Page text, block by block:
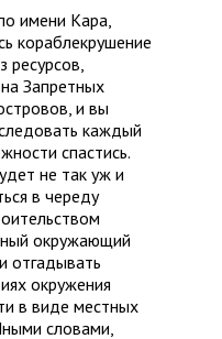
имени Кара,
кораблекрушение
ресурсов,
Запретных
и вы
каждый
спастись.
не так уж и
в череду
окружающий
отгадывать
окружения
в виде местных
словами,